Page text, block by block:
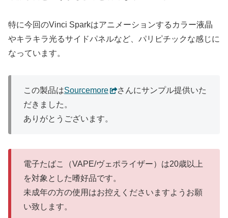
特に今回のVinci Sparkはアニメーションするカラー液晶
やキラキラ光るサイドパネルなど、パリピチックな感じに
なっています。
この製品はSourcemore
さんにサンプル提供いた
だきました。
ありがとうございます。
電子たばこ（VAPE/ヴェポライザー）は20歳以上
を対象とした嗜好品です。
未成年の方の使用はお控えくださいますようお願
い致します。